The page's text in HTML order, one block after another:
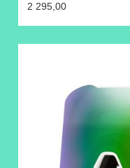
2 295,00